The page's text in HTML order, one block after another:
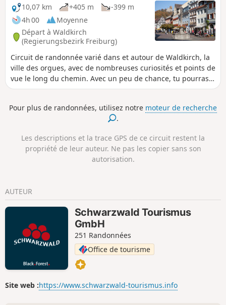
10,07 km
+405 m
-399 m
4h 00
Moyenne
Départ à Waldkirch
(Regierungsbezirk Freiburg)
Circuit de randonnée varié dans et autour de Waldkirch, la
ville des orgues, avec de nombreuses curiosités et points de
vue le long du chemin. Avec un peu de chance, tu pourras
observer des deltaplanes et des parapentes ou des
Pour plus de randonnées, utilisez notre moteur de recherche
.
Les descriptions et la trace GPS de ce circuit restent la
propriété de leur auteur. Ne pas les copier sans son
autorisation.
AUTEUR
Schwarzwald Tourismus
GmbH
251 Randonnées
Office de tourisme
Site web :https://www.schwarzwald-tourismus.info